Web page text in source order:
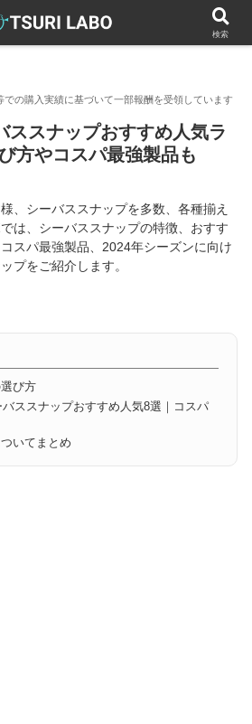
（釣り道具） 【2024年】シーバススナ
ススナップおすすめ人気ラ
方やコスパ最強製品も
、シーバススナップを多数、各種揃え
は、シーバススナップの特徴、おすす
スパ最強製品、2024年シーズンに向け
プをご紹介します。
び方
バススナップおすすめ人気8選｜コスパ
いてまとめ
検索